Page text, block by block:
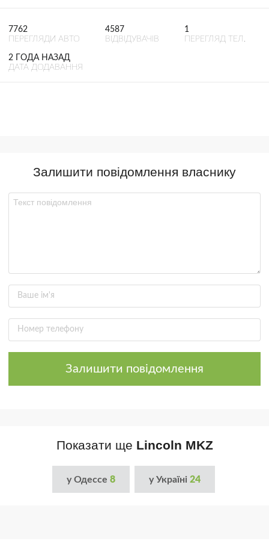
7762
ПЕРЕГЛЯДИ АВТО
4587
ВІДВІДУВАЧІВ
1
ПЕРЕГЛЯД ТЕЛ.
2 ГОДА НАЗАД
ДАТА ДОДАВАННЯ
Залишити повідомлення власнику
Залишити повідомлення
Показати ще Lincoln MKZ
у Одессе 8 у Україні 24